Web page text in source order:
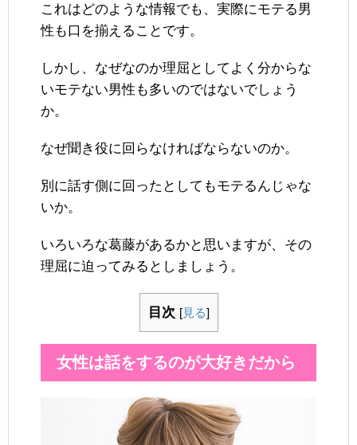
これはどのような情報でも、実際にモテる男
性も口を揃えることです。
しかし、なぜなのか理屈としてよく分からな
いモテない男性も多いのではないでしょう
か。
なぜ聞き役に回らなければならないのか。
別に話す側に回ったとしてもモテるんじゃな
いか。
いろいろな葛藤があるかと思いますが、その
理屈に迫ってみるとしましょう。
目次 [見る]
女性は話をするのが大好きだから